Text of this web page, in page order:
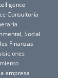
Consultoría
Social
Finanzas
empresa